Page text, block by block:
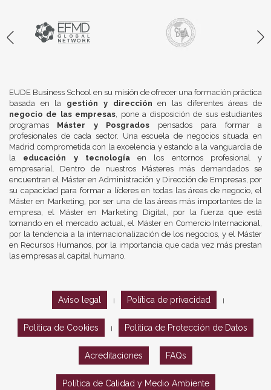
EUDE Business School en su misión de ofrecer una formación práctica
basada en la gestión y dirección en las diferentes áreas de
negocio de las empresas, pone a disposición de sus estudiantes
programas Máster y Posgrados pensados para formar a
profesionales de cada sector. Una escuela de negocios situada en
Madrid comprometida con la excelencia y estando a la vanguardia de
la educación y tecnologíaen los entornos profesional y
empresarial. Dentro de nuestros Másteres más demandados se
encuentran el Máster en Administración y Dirección de Empresas, por
su capacidad para formar a líderes en todas las áreas de negocio, el
Máster en Marketing, por ser una de las áreas más importantes de la
empresa, el Máster en Marketing Digital, por la fuerza que está
tomando en el mercado actual, el Máster en Comercio Internacional,
por la tendencia a la internacionalización de los negocios, y el Máster
en Recursos Humanos, por la importancia que cada vez más prestan
las empresas al capital humano.
Aviso legal Política de privacidad
Política de Cookies Política de Protección de Datos
Acreditaciones FAQs
Política de Calidad y Medio Ambiente